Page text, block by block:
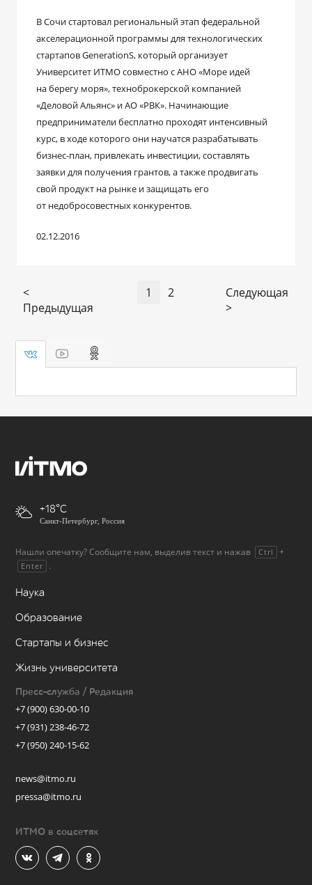
В Сочи стартовал региональный этап федеральной
акселерационной программы для технологических
стартапов GenerationS, который организует
Университет ИТМО совместно с АНО «Море идей
на берегу моря», техноброкерской компанией
«Деловой Альянс» и АО «РВК». Начинающие
предприниматели бесплатно проходят интенсивный
курс, в ходе которого они научатся разрабатывать
бизнес-план, привлекать инвестиции, составлять
заявки для получения грантов, а также продвигать
свой продукт на рынке и защищать его
от недобросовестных конкурентов.
02.12.2016
<
Предыдущая
1 2
Следующая
>
+18
Санкт-Петербург, Россия
Нашли опечатку? Сообщите нам, выделив текст и нажав Ctrl +
Enter .
Наука
Образование
Стартапы и бизнес
Жизнь университета
Пресс-служба / Редакция
+7 (900) 630-00-10
+7 (931) 238-46-72
+7 (950) 240-15-62
news@itmo.ru
pressa@itmo.ru
ИТМО в соцсетях